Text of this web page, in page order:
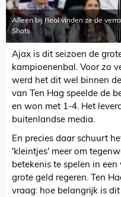
Alleen bij Real vinden ze de
Shots
Ajax is dit seizoen de
kampioenenbal. Voor zo
werd het dit wel binnen
van Ten Hag speelde de
en won met 1-4. Het
buitenlandse media.
En precies daar schuurt
'kleintjes' meer om
betekenis te spelen in
grote geld regeren. Ten
vraag: hoe belangrijk is